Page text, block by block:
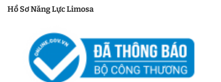
Hồ Sơ Năng Lực Limosa